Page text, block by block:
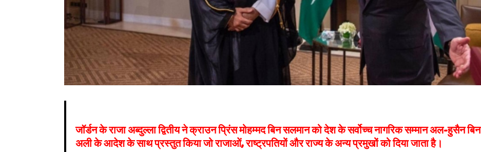
जॉर्डन के राजा अब्दुल्ला द्वितीय ने क्राउन प्रिंस मोहम्मद बिन सलमान को देश के सर्वोच्च नागरिक सम्मान अल-हुसैन बिन
अली के आदेश के साथ प्रस्तुत किया जो राजाओं, राष्ट्रपतियों और राज्य के अन्य प्रमुखों को दिया जाता है।